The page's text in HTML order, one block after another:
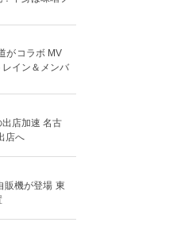
がコラボ MV
イン＆メンバ
店加速 名古
店へ
販機が登場 東